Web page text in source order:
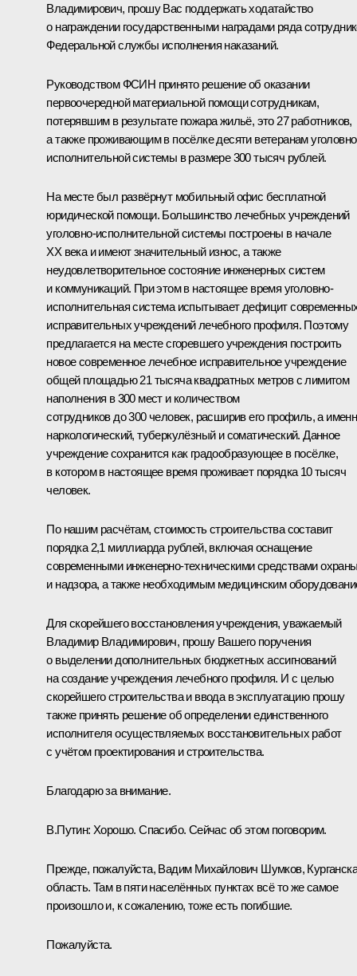
Владимирович, прошу Вас поддержать ходатайство
о награждении государственными наградами ряда
Федеральной службы исполнения наказаний.
Руководством ФСИН принято решение об оказании
первоочередной материальной помощи сотрудникам,
потерявшим в результате пожара жильё, это 27 работников,
а также проживающим в посёлке десяти ветеранам
исполнительной системы в размере 300 тысяч рублей.
На месте был развёрнут мобильный офис бесплатной
юридической помощи. Большинство лечебных учреждений
уголовно-исполнительной системы построены в начале
XX века и имеют значительный износ, а также
неудовлетворительное состояние инженерных систем
и коммуникаций. При этом в настоящее время уголовно-
исполнительная система испытывает дефицит
исправительных учреждений лечебного профиля. Поэтому
предлагается на месте сгоревшего учреждения построить
новое современное лечебное исправительное учреждение
общей площадью 21 тысяча квадратных метров с лимитом
наполнения в 300 мест и количеством
сотрудников до 300 человек, расширив его профиль, а
наркологический, туберкулёзный и соматический. Данное
учреждение сохранится как градообразующее в посёлке,
в котором в настоящее время проживает порядка 10 тысяч
человек.
По нашим расчётам, стоимость строительства составит
порядка 2,1 миллиарда рублей, включая оснащение
современными инженерно-техническими средствами
и надзора, а также необходимым медицинским
Для скорейшего восстановления учреждения, уважаемый
Владимир Владимирович, прошу Вашего поручения
о выделении дополнительных бюджетных ассигнований
на создание учреждения лечебного профиля. И с целью
скорейшего строительства и ввода в эксплуатацию прошу
также принять решение об определении единственного
исполнителя осуществляемых восстановительных работ
с учётом проектирования и строительства.
Благодарю за внимание.
В.Путин: Хорошо. Спасибо. Сейчас об этом поговорим.
Прежде, пожалуйста, Вадим Михайлович Шумков,
область. Там в пяти населённых пунктах всё то же самое
произошло и, к сожалению, тоже есть погибшие.
Пожалуйста.